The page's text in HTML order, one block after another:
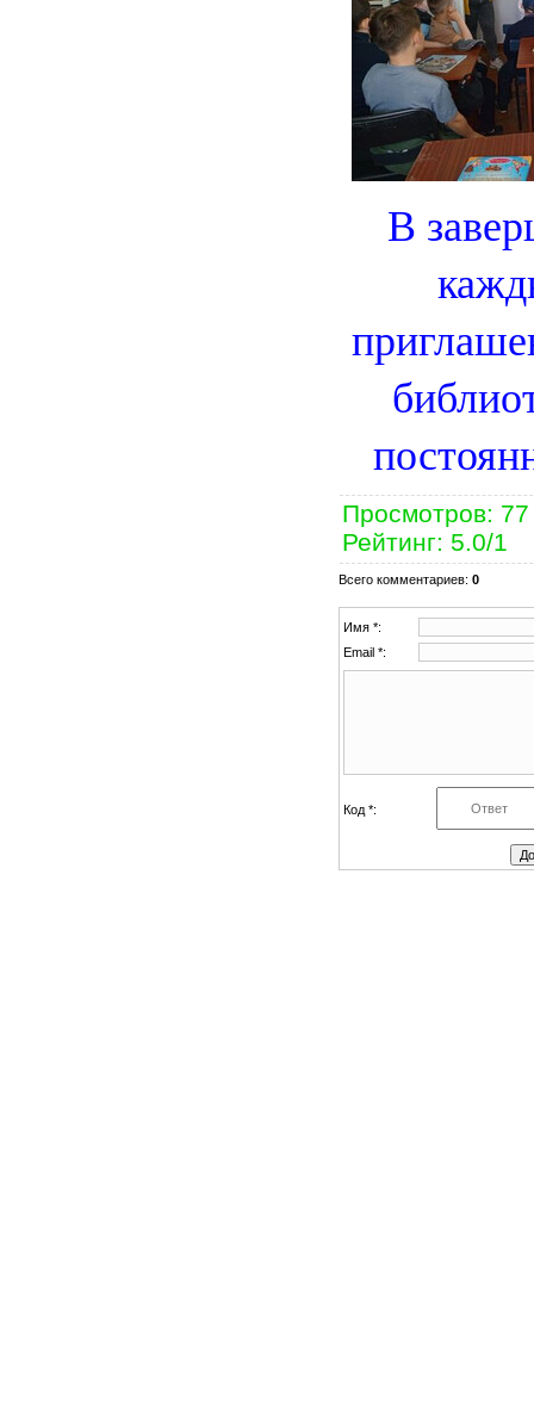
В
Просмотров:
Рейтинг: 5.0/1
Всего комментариев: 0
Имя *:
Email *:
Код *: